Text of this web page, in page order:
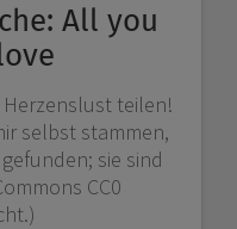
All you
teilen!
selbst stammen,
sie sind
CC0